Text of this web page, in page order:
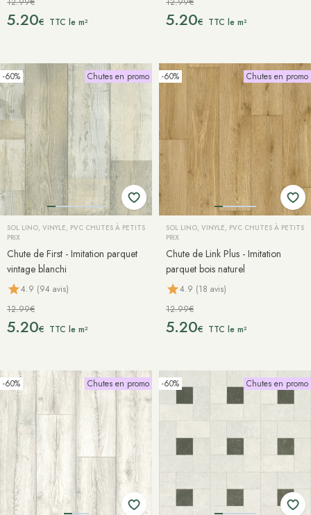
5.20€ TTC le m² 5.20€ TTC le m²
-60% Chutes en promo
SOL LINO, VINYLE, PVC CHUTES À PETITS
PRIX
Chute de First - Imitation parquet
vintage blanchi
4.9 (94 avis)
12.99€
5.20€ TTC le m²
-60% Chutes en promo
SOL LINO, VINYLE, PVC CHUTES À PETITS
PRIX
Chute de Link Plus - Imitation
parquet bois naturel
4.9 (18 avis)
12.99€
5.20€ TTC le m²
-60% Chutes en promo -60% Chutes en promo